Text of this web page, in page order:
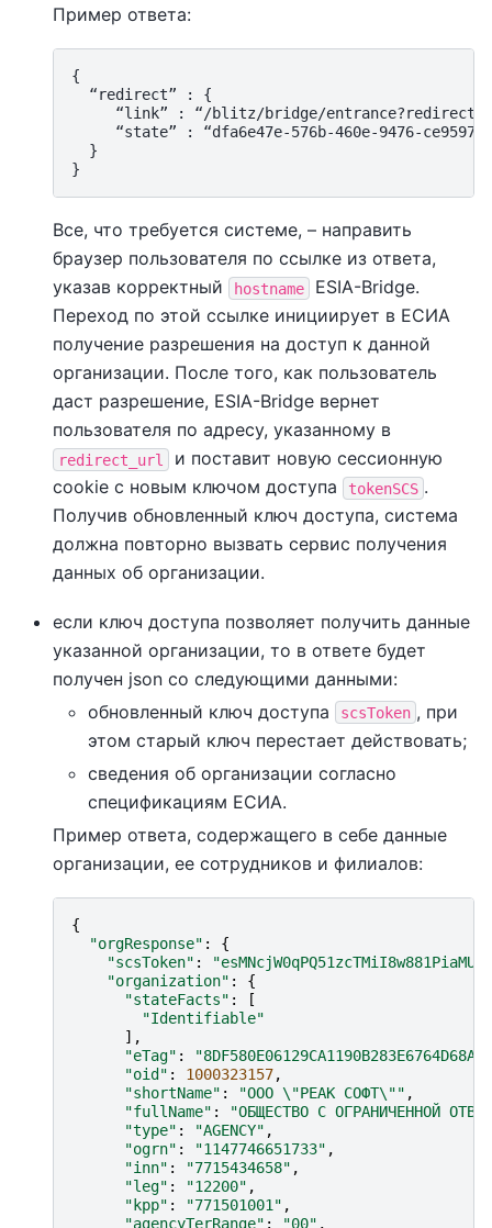
Пример ответа:
{
  “redirect” : {
“link” : “/blitz/bridge/
“state” : “dfa6e47e-576b-460e-9476-
  }
Все, что требуется системе, – направить
браузер пользователя по ссылке из ответа,
указав корректный
hostname
ESIA-Bridge.
Переход по этой ссылке инициирует в ЕСИА
получение разрешения на доступ к данной
организации. После того, как пользователь
даст разрешение, ESIA-Bridge вернет
пользователя по адресу, указанному в
redirect_url
и поставит новую сессионную
cookie с новым ключом доступа
tokenSCS .
Получив обновленный ключ доступа, система
должна повторно вызвать сервис получения
данных об организации.
если ключ доступа позволяет получить данные
указанной организации, то в ответе будет
получен json со следующими данными:
обновленный ключ доступа
scsToken , при
этом старый ключ перестает действовать;
сведения об организации согласно
спецификациям ЕСИА.
Пример ответа, содержащего в себе данные
организации, ее сотрудников и филиалов:
{
"orgResponse" :
{
"scsToken" :
"organization" :
{
"stateFacts" :
[
"Identifiable"
],
"eTag" :
"oid" : 1000323157,
"shortName" : "ООО \"РЕАК СОФТ\"" ,
"fullName" :
"ОБЩЕСТВО С ОГРАНИЧЕННОЙ
"type" : "AGENCY" ,
"ogrn" : "1147746651733" ,
"inn" : "7715434658" ,
"leg" : "12200" ,
"kpp" : "771501001" ,
"agencyTerRange" : "00" ,